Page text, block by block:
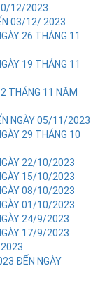
12/2023
03/12/ 2023
26 THÁNG 11
19 THÁNG 11
THÁNG 11 NĂM
NGÀY 05/11/2023
29 THÁNG 10
22/10/2023
15/10/2023
08/10/2023
01/10/2023
24/9/2023
17/9/2023
ĐẾN NGÀY